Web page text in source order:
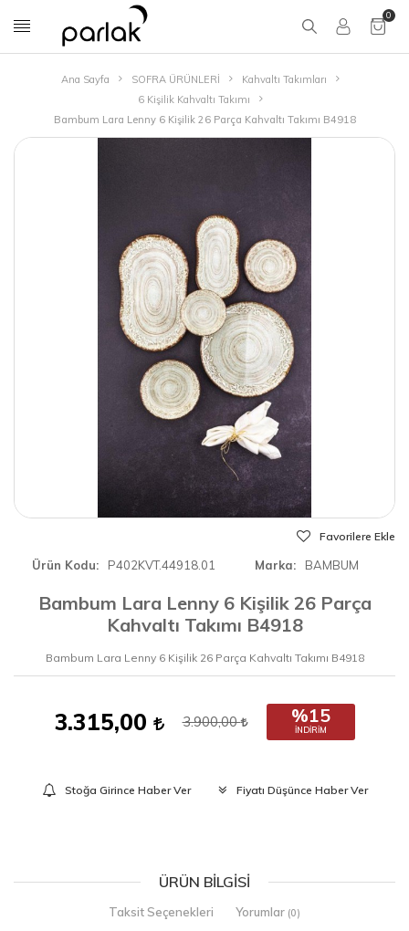
0
Ana Sayfa SOFRA ÜRÜNLERİ
Kahvaltı Takımları
6 Kişilik Kahvaltı Takımı
Bambum Lara Lenny 6 Kişilik 26 Parça Kahvaltı Takımı B4918
Favorilere Ekle
Ürün Kodu P402KVT.44918.01 Marka BAMBUM
Bambum Lara Lenny 6 Kişilik 26 Parça
Kahvaltı Takımı B4918
Bambum Lara Lenny 6 Kişilik 26 Parça Kahvaltı Takımı B4918
3.315,00 3.900,00 %15
İNDIRIM
Stoğa Girince Haber Ver Fiyatı Düşünce Haber Ver
ÜRÜN BILGISI
Taksit Seçenekleri Yorumlar (0)